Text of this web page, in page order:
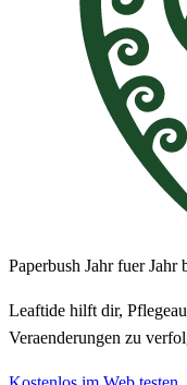
Paperbush Jahr fuer Jahr
Leaftide hilft dir,
Veraenderungen zu